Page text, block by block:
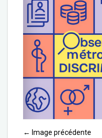
← Image précédente